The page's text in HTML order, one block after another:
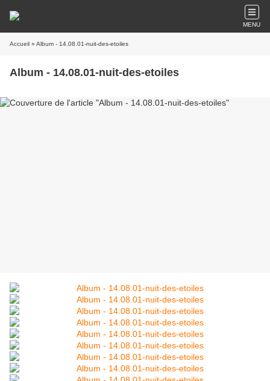
MENU
Accueil » Album - 14.08.01-nuit-des-etoiles
Album - 14.08.01-nuit-des-etoiles